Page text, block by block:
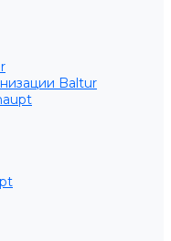
Baltur